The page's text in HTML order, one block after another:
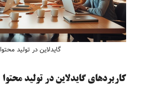
گایدلاین در تولید محتوا
کاربردهای گایدلاین در تولید محتوا